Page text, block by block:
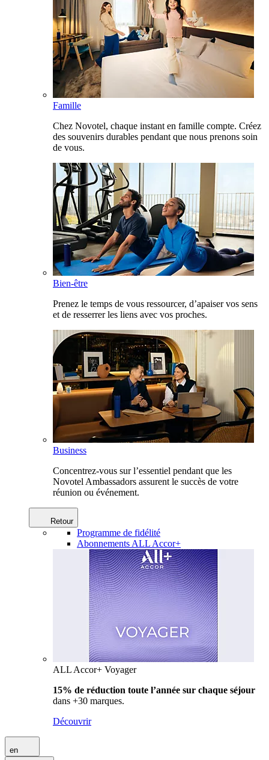
Famille
Chez Novotel, chaque instant en famille compte. Créez
des souvenirs durables pendant que nous prenons soin
de vous.
Bien-être
Prenez le temps de vous ressourcer, d’apaiser vos sens
et de resserrer les liens avec vos proches.
Business
Concentrez-vous sur l’essentiel pendant que les
Novotel Ambassadors assurent le succès de votre
réunion ou événement.
Retour
Programme de fidélité
Abonnements ALL Accor+
ALL Accor+ Voyager
15% de réduction toute l’année sur chaque séjour
dans +30 marques.
Découvrir
en